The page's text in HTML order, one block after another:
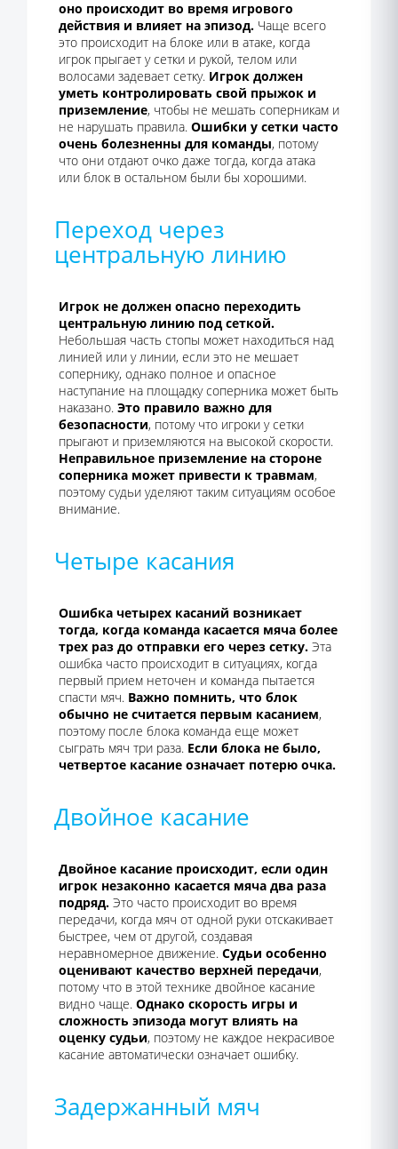
оно происходит во время игрового
действия и влияет на эпизод. Чаще всего
это происходит на блоке или в атаке, когда
игрок прыгает у сетки и рукой, телом или
волосами задевает сетку. Игрок должен
уметь контролировать свой прыжок и
приземление, чтобы не мешать соперникам и
не нарушать правила. Ошибки у сетки часто
очень болезненны для команды, потому
что они отдают очко даже тогда, когда атака
или блок в остальном были бы хорошими.
Переход через
центральную линию
Игрок не должен опасно переходить
центральную линию под сеткой.
Небольшая часть стопы может находиться над
линией или у линии, если это не мешает
сопернику, однако полное и опасное
наступание на площадку соперника может быть
наказано. Это правило важно для
безопасности, потому что игроки у сетки
прыгают и приземляются на высокой скорости.
Неправильное приземление на стороне
соперника может привести к травмам,
поэтому судьи уделяют таким ситуациям особое
внимание.
Четыре касания
Ошибка четырех касаний возникает
тогда, когда команда касается мяча более
трех раз до отправки его через сетку. Эта
ошибка часто происходит в ситуациях, когда
первый прием неточен и команда пытается
спасти мяч. Важно помнить, что блок
обычно не считается первым касанием,
поэтому после блока команда еще может
сыграть мяч три раза. Если блока не было,
четвертое касание означает потерю очка.
Двойное касание
Двойное касание происходит, если один
игрок незаконно касается мяча два раза
подряд. Это часто происходит во время
передачи, когда мяч от одной руки отскакивает
быстрее, чем от другой, создавая
неравномерное движение. Судьи особенно
оценивают качество верхней передачи,
потому что в этой технике двойное касание
видно чаще. Однако скорость игры и
сложность эпизода могут влиять на
оценку судьи, поэтому не каждое некрасивое
касание автоматически означает ошибку.
Задержанный мяч